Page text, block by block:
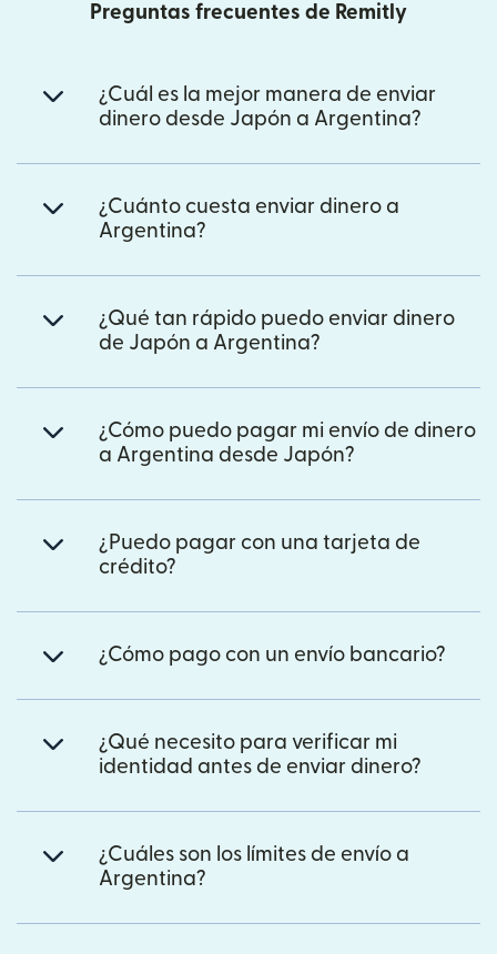
Preguntas frecuentes de Remitly
¿Cuál es la mejor manera de enviar
dinero desde Japón a Argentina?
¿Cuánto cuesta enviar dinero a
Argentina?
¿Qué tan rápido puedo enviar dinero
de Japón a Argentina?
¿Cómo puedo pagar mi envío de dinero
a Argentina desde Japón?
¿Puedo pagar con una tarjeta de
crédito?
¿Cómo pago con un envío bancario?
¿Qué necesito para verificar mi
identidad antes de enviar dinero?
¿Cuáles son los límites de envío a
Argentina?